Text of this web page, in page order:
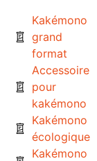
Kakémono
grand
format
Accessoire
pour
kakémono
Kakémono
écologique
Kakémono